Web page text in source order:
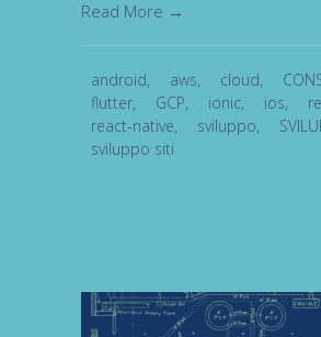
Read More →
android, aws, cloud,
flutter, GCP, ionic, ios,
react-native, sviluppo,
sviluppo siti